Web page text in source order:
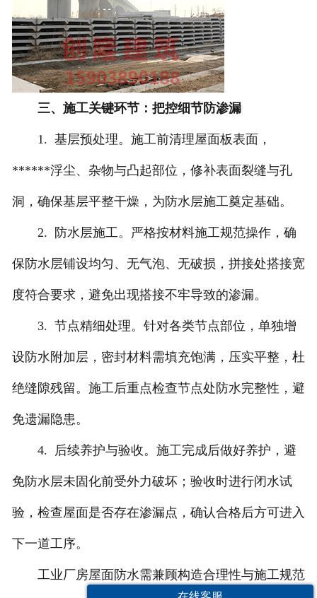
三、施工关键环节：把控细节防渗漏
1. 基层预处理。施工前清理屋面板表面，
******浮尘、杂物与凸起部位，修补表面裂缝与孔
洞，确保基层平整干燥，为防水层施工奠定基础。
2. 防水层施工。严格按材料施工规范操作，确
保防水层铺设均匀、无气泡、无破损，拼接处搭接宽
度符合要求，避免出现搭接不牢导致的渗漏。
3. 节点精细处理。针对各类节点部位，单独增
设防水附加层，密封材料需填充饱满，压实平整，杜
绝缝隙残留。施工后重点检查节点处防水完整性，避
免遗漏隐患。
4. 后续养护与验收。施工完成后做好养护，避
免防水层未固化前受外力破坏；验收时进行闭水试
验，检查屋面是否存在渗漏点，确认合格后方可进入
下一道工序。
工业厂房屋面防水需兼顾构造合理性与施工规范